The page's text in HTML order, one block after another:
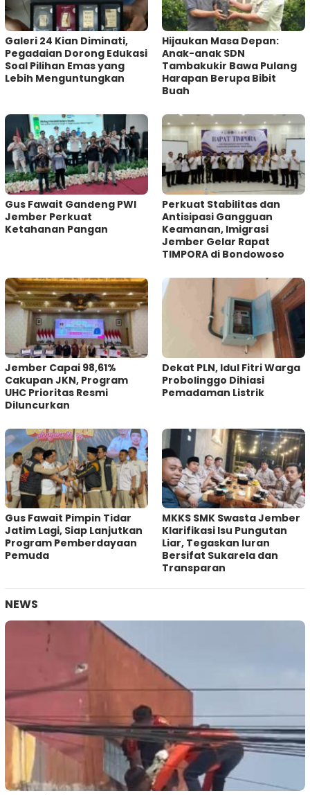
Galeri 24 Kian Diminati,
Pegadaian Dorong Edukasi
Soal Pilihan Emas yang
Lebih Menguntungkan
Hijaukan Masa Depan:
Anak-anak SDN
Tambakukir Bawa Pulang
Harapan Berupa Bibit
Buah
Gus Fawait Gandeng PWI
Jember Perkuat
Ketahanan Pangan
Perkuat Stabilitas dan
Antisipasi Gangguan
Keamanan, Imigrasi
Jember Gelar Rapat
TIMPORA di Bondowoso
Jember Capai 98,61%
Cakupan JKN, Program
UHC Prioritas Resmi
Diluncurkan
Dekat PLN, Idul Fitri Warga
Probolinggo Dihiasi
Pemadaman Listrik
Gus Fawait Pimpin Tidar
Jatim Lagi, Siap Lanjutkan
Program Pemberdayaan
Pemuda
MKKS SMK Swasta Jember
Klarifikasi Isu Pungutan
Liar, Tegaskan Iuran
Bersifat Sukarela dan
Transparan
NEWS